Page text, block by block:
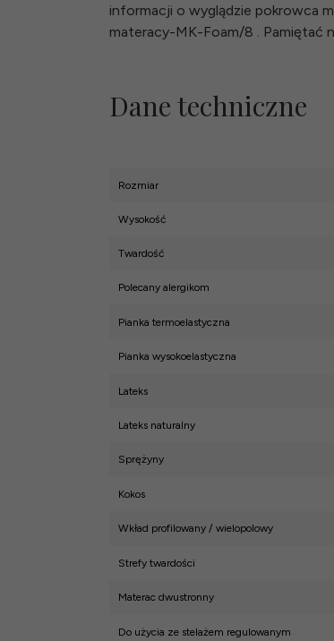
informacji o wyglądzie pokrowca
materacy-MK-Foam/8 . Pamiętać
Dane techniczne
Rozmiar
Wysokość
Twardość
Polecany alergikom
Pianka termoelastyczna
Pianka wysokoelastyczna
Lateks
Lateks naturalny
Sprężyny
Kokos
Wkład profilowany / wielopolowy
Strefy twardości
Materac dwustronny
Do użycia ze stelażem regulowanym